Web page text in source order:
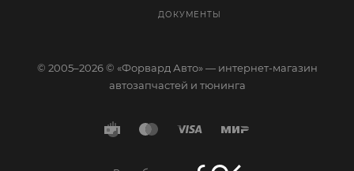
ДОКУМЕНТЫ
© 2005–2026 © «Форвард Авто» — интернет-магазин
автозапчастей и тюнинга